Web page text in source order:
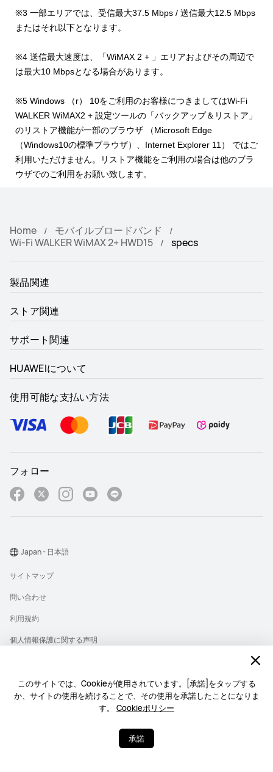
このサイトでは、Cookieが使用されています。[承諾]をタップする
か、サイトの使用を続けることで、その使用を承諾したことになりま
す。 Cookieポリシー
承諾
※3 一部エリアでは、受信最大37.5 Mbps / 送信最大12.5 Mbps
またはそれ以下となります。
※4 送信最大速度は、「WiMAX 2 + 」エリアおよびその周辺で
は最大10 Mbpsとなる場合があります。
※5 Windows （r） 10をご利用のお客様につきましてはWi-Fi
WALKER WiMAX2 + 設定ツールの「バックアップ＆リストア」
のリストア機能が一部のブラウザ （Microsoft Edge
（Windows10の標準ブラウザ）、Internet Explorer 11） ではご
利用いただけません。リストア機能をご利用の場合は他のブラ
ウザでのご利用をお願い致します。
Home
モバイルブロードバンド
Wi-Fi WALKER WiMAX 2+ HWD15
specs
製品関連
ストア関連
サポート関連
HUAWEIについて
使用可能な支払い方法
フォロー
Copyright © 1998-2026 Huawei Device Co., Ltd. All rights reserved.
サイトマップ
問い合わせ
利用規約
個人情報保護に関する声明
クッキー
Japan - 日本語